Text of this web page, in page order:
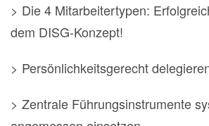
> Die 4 Mitarbeitertypen:
dem DISG-Konzept!
> Persönlichkeitsgerecht
> Zentrale Führungsinstrumente